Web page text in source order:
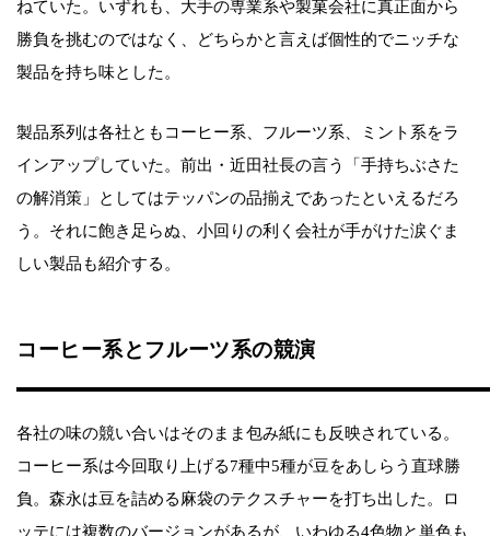
ねていた。いずれも、大手の専業系や製菓会社に真正面から
勝負を挑むのではなく、どちらかと言えば個性的でニッチな
製品を持ち味とした。
製品系列は各社ともコーヒー系、フルーツ系、ミント系をラ
インアップしていた。前出・近田社長の言う「手持ちぶさた
の解消策」としてはテッパンの品揃えであったといえるだろ
う。それに飽き足らぬ、小回りの利く会社が手がけた涙ぐま
しい製品も紹介する。
コーヒー系とフルーツ系の競演
各社の味の競い合いはそのまま包み紙にも反映されている。
コーヒー系は今回取り上げる7種中5種が豆をあしらう直球勝
負。森永は豆を詰める麻袋のテクスチャーを打ち出した。ロ
ッテには複数のバージョンがあるが、いわゆる4色物と単色も